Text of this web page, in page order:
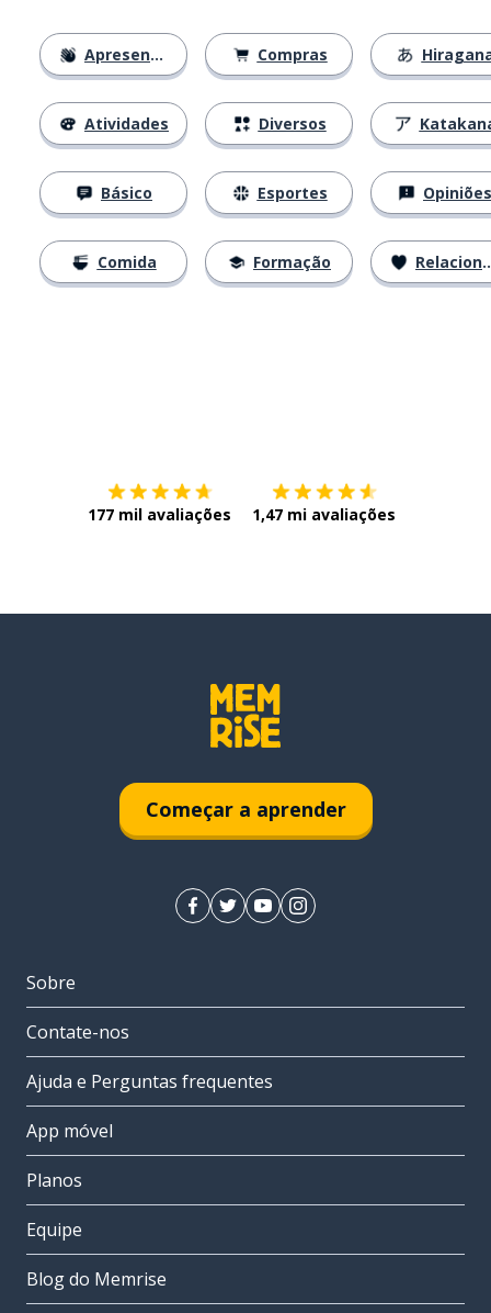
Apresentações
Atividades
Básico
Comida
Compras
Diversos
Esportes
Formação
Opiniões
Relacionamentos
177 mil avaliações 1,47 mi avaliações
Começar a aprender
Sobre
Contate-nos
Ajuda e Perguntas frequentes
App móvel
Planos
Equipe
Blog do Memrise